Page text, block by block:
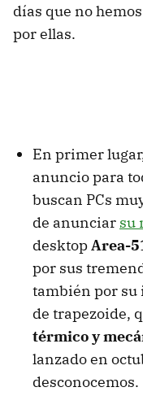
días que no
por ellas.
En primer
anuncio para
buscan PCs
de anunciar su
desktopArea-
por sus
también por su
de trapezoide,
térmico y
lanzado en
desconocemos.